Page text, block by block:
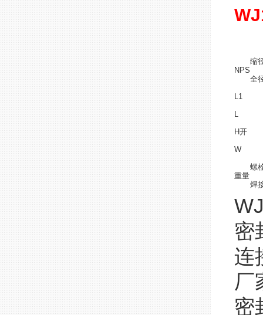
NPS
缩
全
L1
L
H开
W
重量
螺
焊
密
连
厂
密